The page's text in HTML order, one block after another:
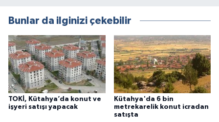
Bunlar da ilginizi çekebilir
TOKİ, Kütahya’da konut ve
işyeri satışı yapacak
Kütahya'da 6 bin
metrekarelik konut icradan
satışta